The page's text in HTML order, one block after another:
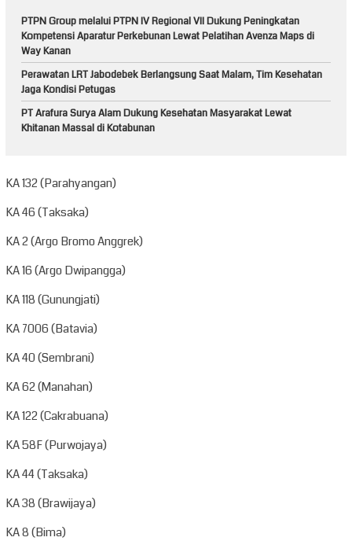
PTPN Group melalui PTPN IV Regional VII Dukung Peningkatan
Kompetensi Aparatur Perkebunan Lewat Pelatihan Avenza Maps di
Way Kanan
Perawatan LRT Jabodebek Berlangsung Saat Malam, Tim Kesehatan
Jaga Kondisi Petugas
PT Arafura Surya Alam Dukung Kesehatan Masyarakat Lewat
Khitanan Massal di Kotabunan
KA 132 (Parahyangan)
KA 46 (Taksaka)
KA 2 (Argo Bromo Anggrek)
KA 16 (Argo Dwipangga)
KA 118 (Gunungjati)
KA 7006 (Batavia)
KA 40 (Sembrani)
KA 62 (Manahan)
KA 122 (Cakrabuana)
KA 58F (Purwojaya)
KA 44 (Taksaka)
KA 38 (Brawijaya)
KA 8 (Bima)